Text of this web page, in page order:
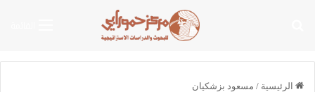
الرئيسية / مسعود بزشكيان